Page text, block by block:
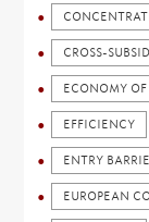
CROSS-
ECONOMY OF
EFFICIENCY
ENTRY
EUROPEAN